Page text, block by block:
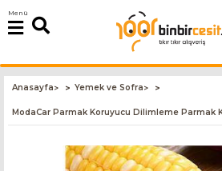
Menü
Anasayfa> Yemek ve Sofra>
ModaCar Parmak Koruyucu Dilimleme Parmak